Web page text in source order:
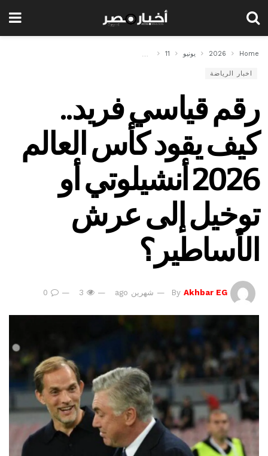
Home
2026 يونيو 11
اخبار الرياضة
رقم قياسي فريد..
كيف يقود كأس العالم
2026 أنشيلوتي أو
توخيل إلى عرش
الأساطير؟
By Akhbar EG شهرين ago